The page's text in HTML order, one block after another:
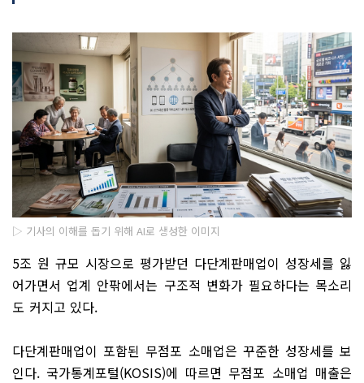
▷ 기사의 이해를 돕기 위해 AI로 생성한 이미지
5조 원 규모 시장으로 평가받던 다단계판매업이 성장세를 잃
어가면서 업계 안팎에서는 구조적 변화가 필요하다는 목소리
도 커지고 있다.
다단계판매업이 포함된 무점포 소매업은 꾸준한 성장세를 보
인다. 국가통계포털(KOSIS)에 따르면 무점포 소매업 매출은